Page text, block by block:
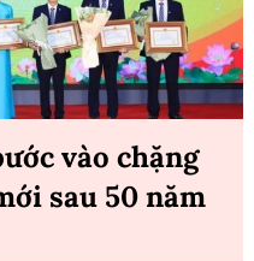
vào chặng
sau 50 năm